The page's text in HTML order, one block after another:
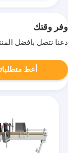
وفر وقتك
دعنا نتصل بأفضل
أعط